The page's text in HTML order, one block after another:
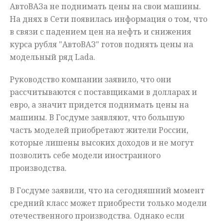
АвтоВАЗа не поднимать цены на свои машины.
На днях в Сети появилась информация о том, что
в связи с падением цен на нефть и снижения
курса рубля "АвтоВАЗ" готов поднять цены на
модельный ряд Lada.
Руководство компании заявило, что они
рассчитываются с поставщиками в долларах и
евро, а значит придется поднимать цены на
машины. В Госдуме заявляют, что большую
часть моделей приобретают жители России,
которые лишены высоких доходов и не могут
позволить себе модели иностранного
производства.
В Госдуме заявили, что на сегодняшний момент
средний класс может приобрести только модели
отечественного производства. Однако если